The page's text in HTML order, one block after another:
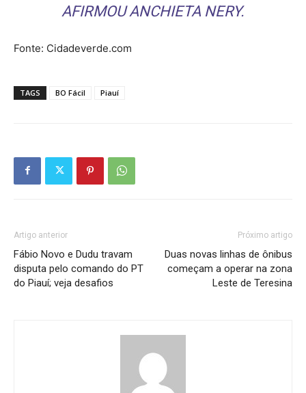
AFIRMOU ANCHIETA NERY.
Fonte: Cidadeverde.com
TAGS BO Fácil Piauí
Artigo anterior
Fábio Novo e Dudu travam
disputa pelo comando do PT
do Piauí; veja desafios
Próximo artigo
Duas novas linhas de ônibus
começam a operar na zona
Leste de Teresina